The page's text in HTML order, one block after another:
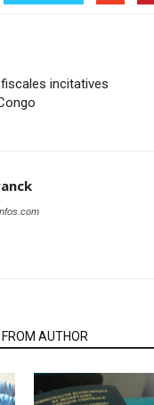
incitatives
FROM AUTHOR